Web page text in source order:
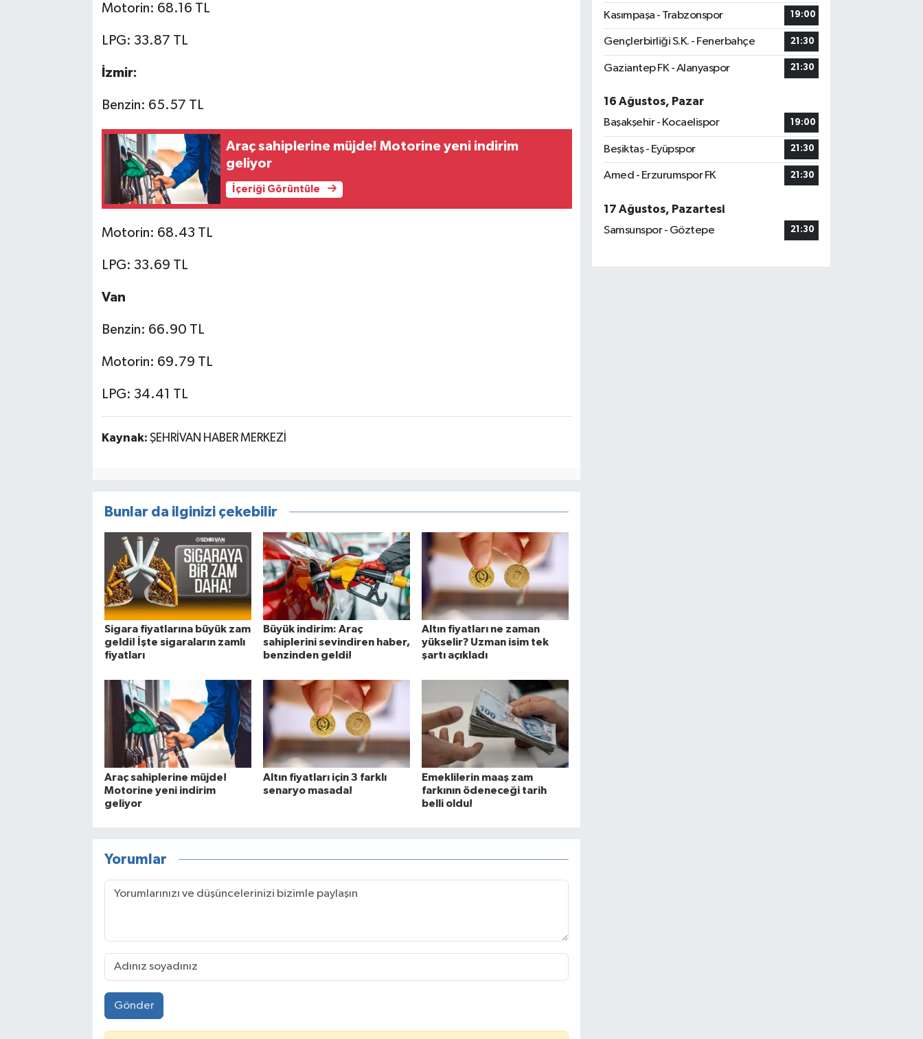
Motorin: 68.16 TL
LPG: 33.87 TL
İzmir:
Benzin: 65.57 TL
Araç sahiplerine müjde! Motorine yeni indirim
geliyor
İçeriği Görüntüle
Motorin: 68.43 TL
LPG: 33.69 TL
Van
Benzin: 66.90 TL
Motorin: 69.79 TL
LPG: 34.41 TL
Kaynak: ŞEHRİVAN HABER MERKEZİ
Bunlar da ilginizi çekebilir
Sigara fiyatlarına büyük zam
geldi! İşte sigaraların zamlı
fiyatları
Büyük indirim: Araç
sahiplerini sevindiren haber,
benzinden geldi!
Altın fiyatları ne zaman
yükselir? Uzman isim tek
şartı açıkladı
Araç sahiplerine müjde!
Motorine yeni indirim
geliyor
Altın fiyatları için 3 farklı
senaryo masada!
Emeklilerin maaş zam
farkının ödeneceği tarih
belli oldu!
Yorumlar
Gönder
Kasımpaşa - Trabzonspor 19:00
Gençlerbirliği S.K. - Fenerbahçe 21:30
Gaziantep FK - Alanyaspor 21:30
16 Ağustos, Pazar
Başakşehir - Kocaelispor
19:00
Beşiktaş - Eyüpspor 21:30
Amed - Erzurumspor FK 21:30
17 Ağustos, Pazartesi
Samsunspor - Göztepe
21:30